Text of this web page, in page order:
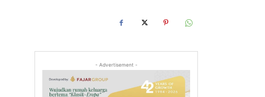
- Advertisement -